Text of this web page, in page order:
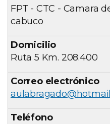
FPT - CTC - Camara
cabuco
Ruta 5 Km. 208.400